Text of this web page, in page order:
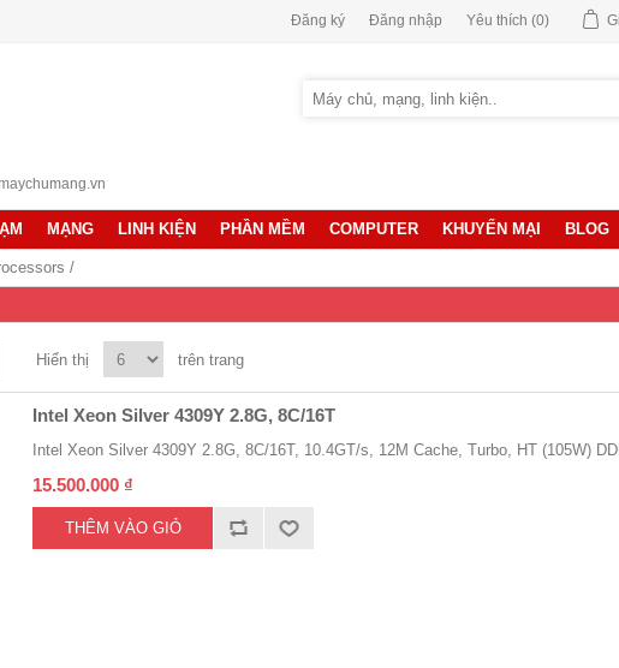
Đăng ký Đăng nhập Yêu thích (0)
MẠNG LINH KIỆN PHẦN MỀM COMPUTER KHUYẾN MẠI BLOG
/
Hiển thị trên trang
Intel Xeon Silver 4309Y 2.8G, 8C/16T
Intel Xeon Silver 4309Y 2.8G, 8C/16T, 10.4GT/s, 12M Cache, Turbo, HT (105W)
15.500.000 ₫